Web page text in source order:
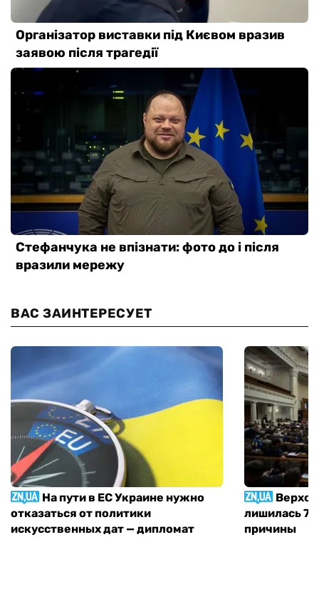
ВАС ЗАИНТЕРЕСУЕТ
На пути в ЕС Украине нужно
отказаться от политики
искусственных дат — дипломат
лишилась 71
причины